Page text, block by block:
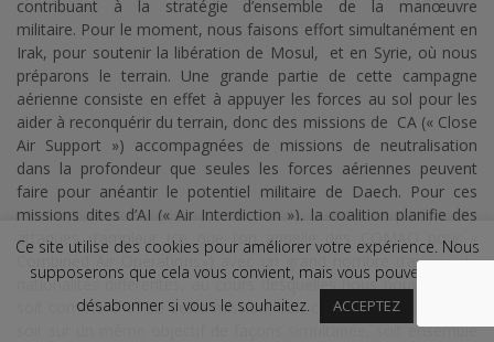
contribuant à la stratégie d’ensemble de la manœuvre
militaire. Pour le moment, nous faisons effort simultanément en
Irak, pour soutenir la libération de Mosul, et en Syrie, où nous
préparons le terrain. Une grande partie de cette campagne
aérienne consiste en effet à appuyer les forces au sol pour les
aider à reconquérir du terrain, donc des missions de CA (« Close
Air Support ») accompagnées de missions de neutralisation
dans la profondeur que seules les forces aériennes peuvent
faire pour anéantir le potentiel militaire de Daech. Pour ces
missions dites d’AI (« Air Interdiction »), la coalition planifie des
attaques d’ampleur (ce que l’on appelle des COMAO pour «
Combined Air Operations») avec un grand nombre d’avions de
nationalités différentes, au cours desquelles nous pouvons agir
soit comme chef de cette mission, soit comme avion équipier,
soit sur un même objectif de façons simultanée, soit ensemble
Ce site utilise des cookies pour améliorer votre expérience. Nous
supposerons que cela vous convient, mais vous pouvez vous
désabonner si vous le souhaitez.
ACCEPTEZ